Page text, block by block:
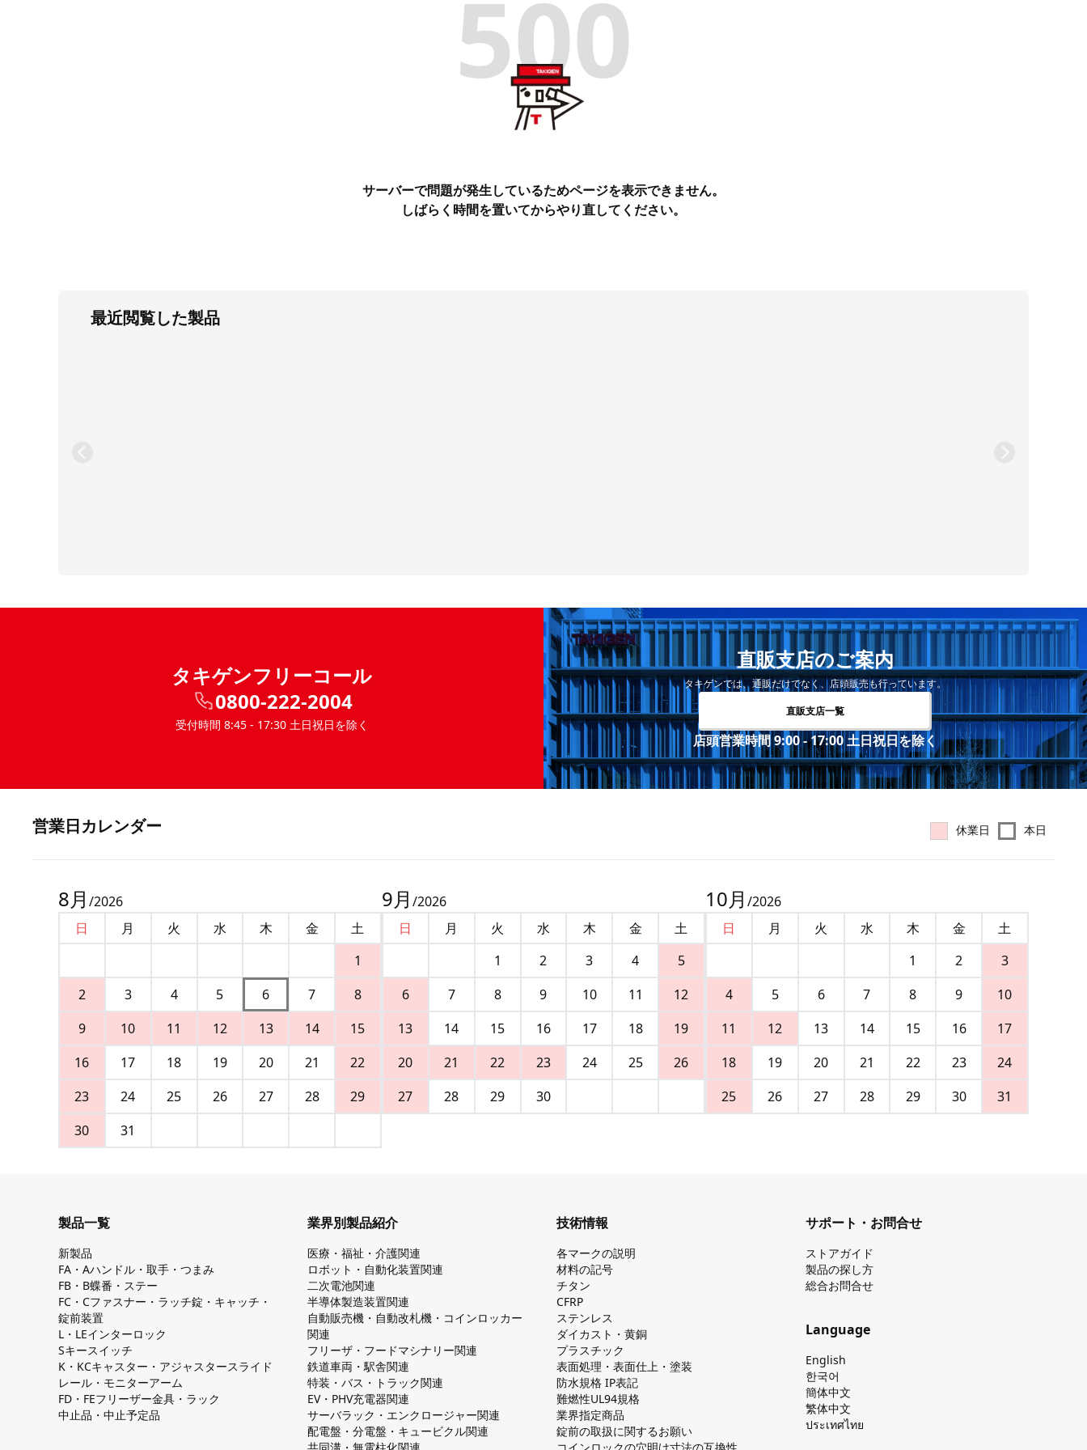
500
サーバーで問題が発生しているためページを表示できません。
しばらく時間を置いてからやり直してください。
最近閲覧した製品
タキゲンフリーコール
0800-222-2004
受付時間 8:45 - 17:30 土日祝日を除く
直販支店のご案内
タキゲンでは、通販だけでなく、店頭販売も行っています。
直販支店一覧
店頭営業時間 9:00 - 17:00 土日祝日を除く
営業⽇カレンダー 休業日 本日
8月 /2026
日
月 火 水 木 金
土
1
2
3 4 5 6 7
8
9
10 11 12 13 14
15
16
17 18 19 20 21
22
23
24 25 26 27 28
29
30
31
9月 /2026
日
月 火 水 木 金
土
1
2 3 4
5
6
7 8 9 10 11
12
13
14 15 16 17 18
19
20
21 22 23 24 25
26
27
28 29 30
10月 /2026
日
月 火 水 木 金
土
1
2
3
4
5 6 7 8 9
10
11
12 13 14 15 16
17
18
19 20 21 22 23
24
25
26 27 28 29 30 31
製品一覧
新製品
FA・Aハンドル・取手・つまみ
FB・B蝶番・ステー
FC・Cファスナー・ラッチ錠・キャッチ・
錠前装置
L・LEインターロック
Sキースイッチ
K・KCキャスター・アジャスタースライド
レール・モニターアーム
FD・FEフリーザー金具・ラック
中止品・中止予定品
業界別製品紹介
医療・福祉・介護関連
ロボット・自動化装置関連
二次電池関連
半導体製造装置関連
自動販売機・自動改札機・コインロッカー
関連
フリーザ・フードマシナリー関連
鉄道車両・駅舎関連
特装・バス・トラック関連
EV・PHV充電器関連
サーバラック・エンクロージャー関連
配電盤・分電盤・キュービクル関連
技術情報
各マークの説明
材料の記号
チタン
CFRP
ステンレス
ダイカスト・⻩銅
プラスチック
表面処理・表面仕上・塗装
防⽔規格 IP表記
難燃性UL94規格
業界指定商品
錠前の取扱に関するお願い
サポート・お問合せ
ストアガイド
製品の探し⽅
総合お問合せ
Language
English
한국어
簡体中文
繁体中文
ประเทศไทย